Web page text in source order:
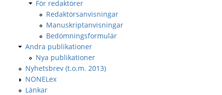
För redaktörer
Redaktörsanvisningar
Manuskriptanvisningar
Bedömningsformulär
Andra publikationer
Nya publikationer
Nyhetsbrev (t.o.m. 2013)
NONELex
Länkar